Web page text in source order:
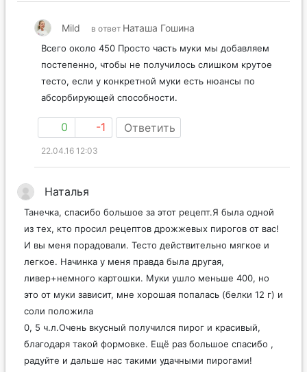
Mild в ответ Наташа Гошина
Всего около 450 Просто часть муки мы добавляем
постепенно, чтобы не получилось слишком крутое
тесто, если у конкретной муки есть нюансы по
абсорбирующей способности.
0 -1 Ответить
22.04.16 12:03
Наталья
Танечка, спасибо большое за этот рецепт.Я была одной
из тех, кто просил рецептов дрожжевых пирогов от вас!
И вы меня порадовали. Тесто действительно мягкое и
легкое. Начинка у меня правда была другая,
ливер+немного картошки. Муки ушло меньше 400, но
это от муки зависит, мне хорошая попалась (белки 12 г) и
соли положила
0, 5 ч.л.Очень вкусный получился пирог и красивый,
благодаря такой формовке. Ещё раз большое спасибо ,
радуйте и дальше нас такими удачными пирогами!